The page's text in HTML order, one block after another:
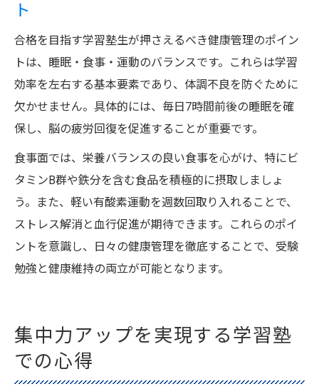
ト
合格を目指す学習塾生が押さえるべき健康管理のポイン
トは、睡眠・食事・運動のバランスです。これらは学習
効率を左右する基本要素であり、体調不良を防ぐために
欠かせません。具体的には、毎日7時間前後の睡眠を確
保し、脳の疲労回復を促進することが重要です。
食事面では、栄養バランスの良い食事を心がけ、特にビ
タミンB群や鉄分を含む食品を積極的に摂取しましょ
う。また、軽い有酸素運動を週数回取り入れることで、
ストレス解消と血行促進が期待できます。これらのポイ
ントを意識し、日々の健康管理を徹底することで、受験
勉強と健康維持の両立が可能となります。
集中力アップを実現する学習塾
での心得